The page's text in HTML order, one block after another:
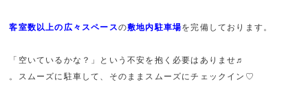
客室数以上の広々スペースの敷地内駐車場を完備しております。
「空いているかな？」という不安を抱く必要はありませ♬
。スムーズに駐車して、そのままスムーズにチェックイン♡